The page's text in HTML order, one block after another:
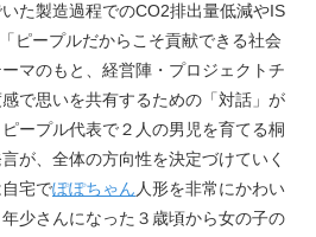
た製造過程でのCO2排出量低減やIS
ピープルだからこそ貢献できる社会
マのもと、経営陣・プロジェクトチ
で思いを共有するための「対話」が
ープル代表で２人の男児を育てる桐
が、全体の方向性を決定づけていく
宅でぽぽちゃん人形を非常にかわい
少さんになった３歳頃から女の子の